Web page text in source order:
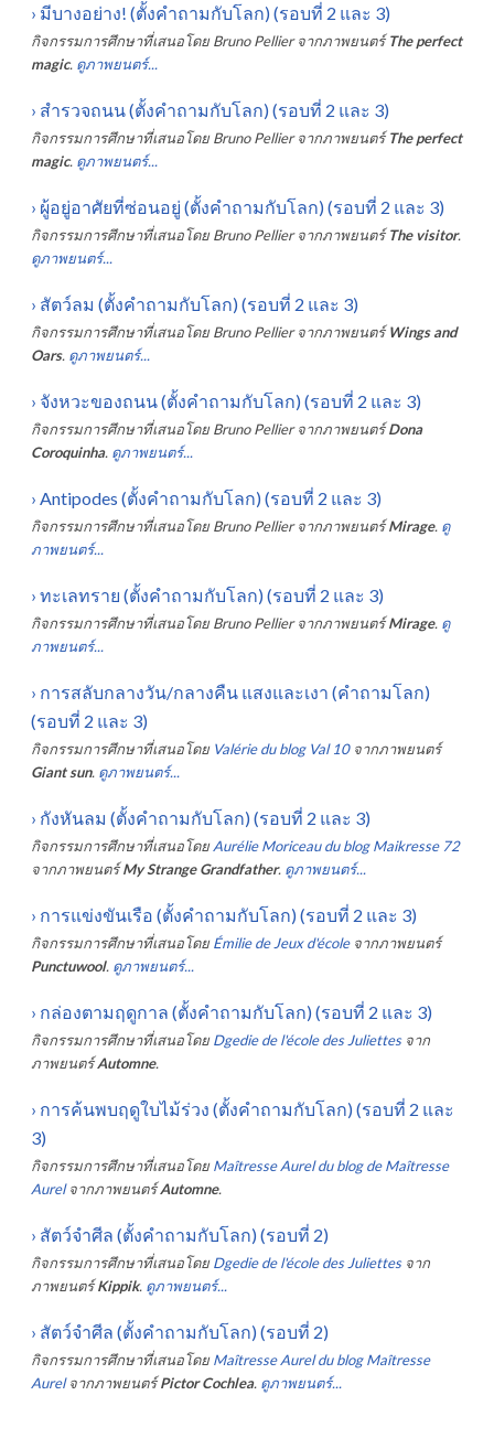
› มีบางอย่าง! (ตั้งคำถามกับโลก) (รอบที่ 2 และ 3)
กิจกรรมการศึกษาที่เสนอโดย Bruno Pellier จากภาพยนตร์ The perfect
magic. ดูภาพยนตร์...
› สำรวจถนน (ตั้งคำถามกับโลก) (รอบที่ 2 และ 3)
กิจกรรมการศึกษาที่เสนอโดย Bruno Pellier จากภาพยนตร์ The perfect
magic. ดูภาพยนตร์...
› ผู้อยู่อาศัยที่ซ่อนอยู่ (ตั้งคำถามกับโลก) (รอบที่ 2 และ 3)
กิจกรรมการศึกษาที่เสนอโดย Bruno Pellier จากภาพยนตร์ The visitor.
ดูภาพยนตร์...
› สัตว์ลม (ตั้งคำถามกับโลก) (รอบที่ 2 และ 3)
กิจกรรมการศึกษาที่เสนอโดย Bruno Pellier จากภาพยนตร์ Wings and
Oars. ดูภาพยนตร์...
› จังหวะของถนน (ตั้งคำถามกับโลก) (รอบที่ 2 และ 3)
กิจกรรมการศึกษาที่เสนอโดย Bruno Pellier จากภาพยนตร์ Dona
Coroquinha. ดูภาพยนตร์...
› Antipodes (ตั้งคำถามกับโลก) (รอบที่ 2 และ 3)
กิจกรรมการศึกษาที่เสนอโดย Bruno Pellier จากภาพยนตร์ Mirage. ดู
ภาพยนตร์...
› ทะเลทราย (ตั้งคำถามกับโลก) (รอบที่ 2 และ 3)
กิจกรรมการศึกษาที่เสนอโดย Bruno Pellier จากภาพยนตร์ Mirage. ดู
ภาพยนตร์...
› การสลับกลางวัน/กลางคืน แสงและเงา (คำถามโลก)
(รอบที่ 2 และ 3)
กิจกรรมการศึกษาที่เสนอโดย Valérie du blog Val 10 จากภาพยนตร์
Giant sun. ดูภาพยนตร์...
› กังหันลม (ตั้งคำถามกับโลก) (รอบที่ 2 และ 3)
กิจกรรมการศึกษาที่เสนอโดย Aurélie Moriceau du blog Maikresse 72
จากภาพยนตร์ My Strange Grandfather. ดูภาพยนตร์...
› การแข่งขันเรือ (ตั้งคำถามกับโลก) (รอบที่ 2 และ 3)
กิจกรรมการศึกษาที่เสนอโดย Émilie de Jeux d'école จากภาพยนตร์
Punctuwool. ดูภาพยนตร์...
› กล่องตามฤดูกาล (ตั้งคำถามกับโลก) (รอบที่ 2 และ 3)
กิจกรรมการศึกษาที่เสนอโดย Dgedie de l'école des Juliettes จาก
ภาพยนตร์ Automne.
› การค้นพบฤดูใบไม้ร่วง (ตั้งคำถามกับโลก) (รอบที่ 2 และ
3)
กิจกรรมการศึกษาที่เสนอโดย Maîtresse Aurel du blog de Maîtresse
Aurel จากภาพยนตร์ Automne.
› สัตว์จำศีล (ตั้งคำถามกับโลก) (รอบที่ 2)
กิจกรรมการศึกษาที่เสนอโดย Dgedie de l'école des Juliettes จาก
ภาพยนตร์ Kippik. ดูภาพยนตร์...
› สัตว์จำศีล (ตั้งคำถามกับโลก) (รอบที่ 2)
กิจกรรมการศึกษาที่เสนอโดย Maîtresse Aurel du blog Maîtresse
Aurel จากภาพยนตร์ Pictor Cochlea. ดูภาพยนตร์...